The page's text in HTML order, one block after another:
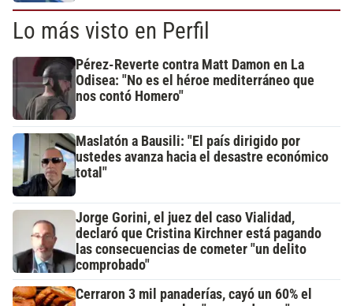
Lo más visto en Perfil
Pérez-Reverte contra Matt Damon en La
Odisea: "No es el héroe mediterráneo que
nos contó Homero"
Maslatón a Bausili: "El país dirigido por
ustedes avanza hacia el desastre económico
total"
Jorge Gorini, el juez del caso Vialidad,
declaró que Cristina Kirchner está pagando
las consecuencias de cometer "un delito
comprobado"
Cerraron 3 mil panaderías, cayó un 60% el